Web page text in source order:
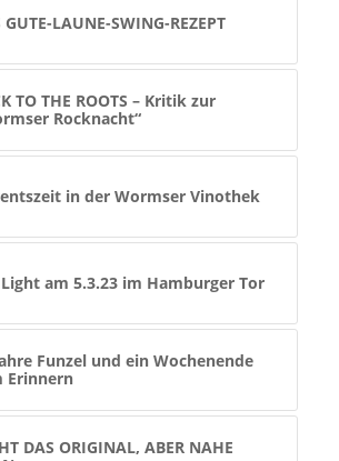
GUTE-LAUNE-SWING-REZEPT
TO THE ROOTS – Kritik zur
Rocknacht“
in der Wormser Vinothek
am 5.3.23 im Hamburger Tor
Funzel und ein Wochenende
Erinnern
DAS ORIGINAL, ABER NAHE